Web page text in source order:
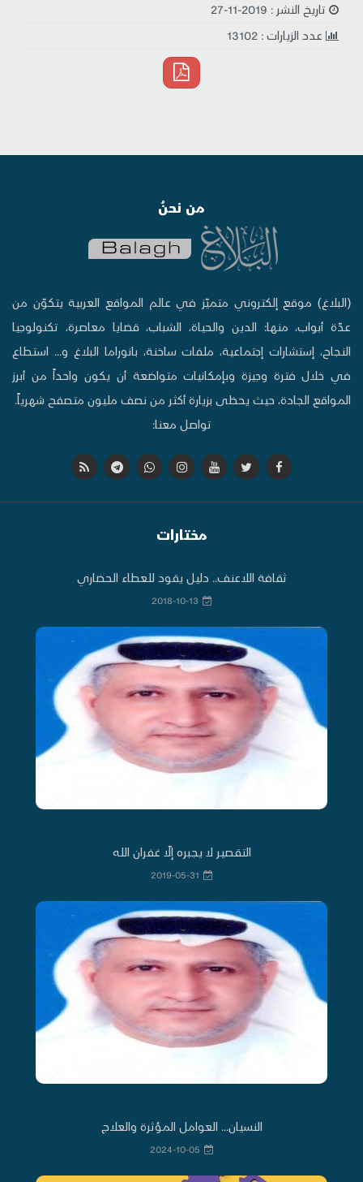
تاريخ النشر : 2019-11-27
عدد الزيارات : 13102
من نحنُ
(البلاغ) موقع إلكتروني متميّز في عالم المواقع العربية يتكوّن من
عدّة أبواب، منها: الدين والحياة، الشباب، قضايا معاصرة، تكنولوجيا
النجاح، إستشارات إجتماعية، ملفات ساخنة، بانوراما البلاغ و... استطاع
في خلال فترة وجيزة وبإمكانيات متواضعة أن يكون واحداً من أبرز
المواقع الجادة، حيث يحظى بزيارة أكثر من نصف مليون متصفح شهرياً.
تواصل معنا:
مختارات
ثقافة اللاعنف.. دليل يقود للعطاء الحضاري
2018-10-13
التقصير ‌لا‌ يجبره إلّا غفران الله
2019-05-31
النسيان... العوامل المؤثرة والعلاج
2024-10-05